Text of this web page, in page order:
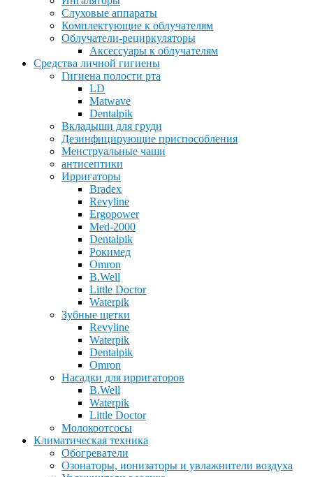
Слуховые аппараты
Комплектующие к облучателям
Облучатели-рециркуляторы
Аксессуары к облучателям
Средства личной гигиены
Гигиена полости рта
LD
Matwave
Dentalpik
Вкладыши для груди
Дезинфицирующие приспособления
Менструальные чаши
антисептики
Ирригаторы
Bradex
Revyline
Ergopower
Med-2000
Dentalpik
Рокимед
Omron
B.Well
Little Doctor
Waterpik
Зубные щетки
Revyline
Waterpik
Dentalpik
Omron
Насадки для ирригаторов
B.Well
Waterpik
Little Doctor
Молокоотсосы
Климатическая техника
Обогреватели
Озонаторы, ионизаторы и увлажнители воздуха